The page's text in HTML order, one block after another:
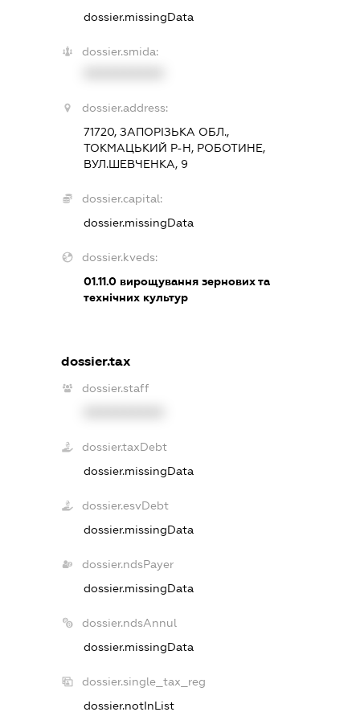
dossier.missingData
dossier.smida:
dossier.address:
71720, ЗАПОРІЗЬКА ОБЛ.,
ТОКМАЦЬКИЙ Р-Н, РОБОТИНЕ,
ВУЛ.ШЕВЧЕНКА, 9
dossier.capital:
dossier.missingData
dossier.kveds:
01.11.0вирощування зернових та
технічних культур
dossier.tax
dossier.staff
dossier.taxDebt
dossier.missingData
dossier.esvDebt
dossier.missingData
dossier.ndsPayer
dossier.missingData
dossier.ndsAnnul
dossier.missingData
dossier.single_tax_reg
dossier.notInList